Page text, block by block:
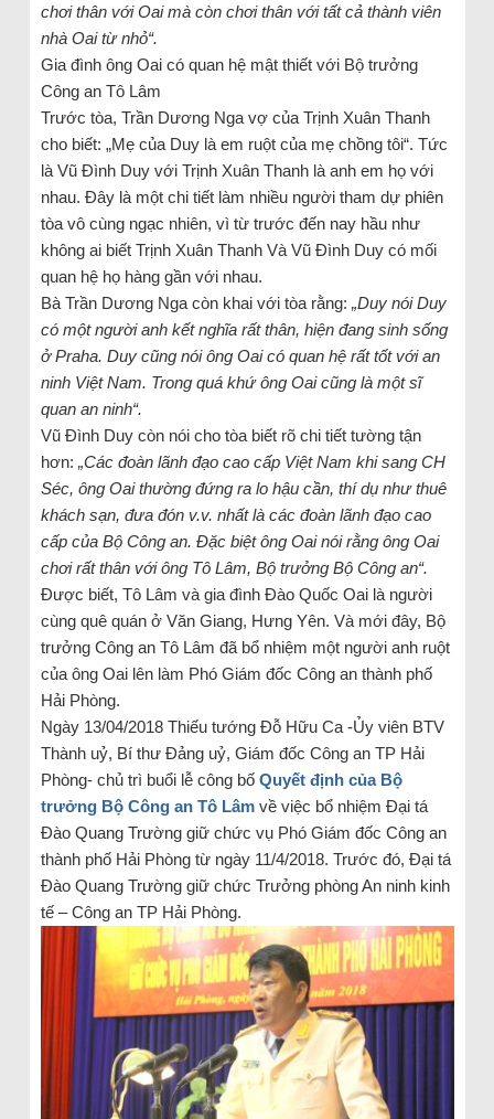
chơi thân với Oai mà còn chơi thân với tất cả thành viên
nhà Oai từ nhỏ“.
Gia đình ông Oai có quan hệ mật thiết với Bộ trưởng
Công an Tô Lâm
Trước tòa, Trần Dương Nga vợ của Trịnh Xuân Thanh
cho biết: „Mẹ của Duy là em ruột của mẹ chồng tôi“. Tức
là Vũ Đình Duy với Trịnh Xuân Thanh là anh em họ với
nhau. Đây là một chi tiết làm nhiều người tham dự phiên
tòa vô cùng ngạc nhiên, vì từ trước đến nay hầu như
không ai biết Trịnh Xuân Thanh Và Vũ Đình Duy có mối
quan hệ họ hàng gần với nhau.
Bà Trần Dương Nga còn khai với tòa rằng: „Duy nói Duy
có một người anh kết nghĩa rất thân, hiện đang sinh sống
ở Praha. Duy cũng nói ông Oai có quan hệ rất tốt với an
ninh Việt Nam. Trong quá khứ ông Oai cũng là một sĩ
quan an ninh“.
Vũ Đình Duy còn nói cho tòa biết rõ chi tiết tường tận
hơn: „Các đoàn lãnh đạo cao cấp Việt Nam khi sang CH
Séc, ông Oai thường đứng ra lo hậu cần, thí dụ như thuê
khách sạn, đưa đón v.v. nhất là các đoàn lãnh đạo cao
cấp của Bộ Công an. Đặc biệt ông Oai nói rằng ông Oai
chơi rất thân với ông Tô Lâm, Bộ trưởng Bộ Công an“.
Được biết, Tô Lâm và gia đình Đào Quốc Oai là người
cùng quê quán ở Văn Giang, Hưng Yên. Và mới đây, Bộ
trưởng Công an Tô Lâm đã bổ nhiệm một người anh ruột
của ông Oai lên làm Phó Giám đốc Công an thành phố
Hải Phòng.
Ngày 13/04/2018 Thiếu tướng Đỗ Hữu Ca -Ủy viên BTV
Thành uỷ, Bí thư Đảng uỷ, Giám đốc Công an TP Hải
Phòng- chủ trì buổi lễ công bố Quyết định của Bộ
trưởng Bộ Công an Tô Lâm về việc bổ nhiệm Đại tá
Đào Quang Trường giữ chức vụ Phó Giám đốc Công an
thành phố Hải Phòng từ ngày 11/4/2018. Trước đó, Đại tá
Đào Quang Trường giữ chức Trưởng phòng An ninh kinh
tế – Công an TP Hải Phòng.